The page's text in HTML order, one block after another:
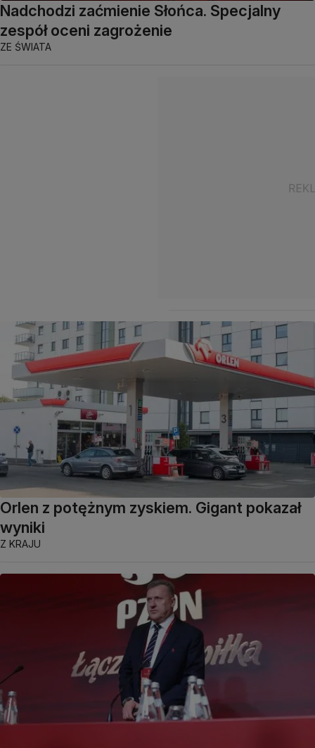
Nadchodzi zaćmienie Słońca. Specjalny
zespół oceni zagrożenie
ZE ŚWIATA
Orlen z potężnym zyskiem. Gigant pokazał
wyniki
Z KRAJU